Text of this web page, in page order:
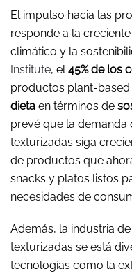
El impulso hacia las
responde a la
climático y la
Institute, el45% de los
productos plant-based
dieta en términos de
prevé que la demanda
texturizadas siga
de productos que
snacks y platos listos
necesidades de
Además, la industria
texturizadas se está
tecnologías como la